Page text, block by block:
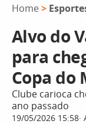
Home >
Alvo do
para
Copa do
Clube carioca
ano passado
19/05/2026 15:58